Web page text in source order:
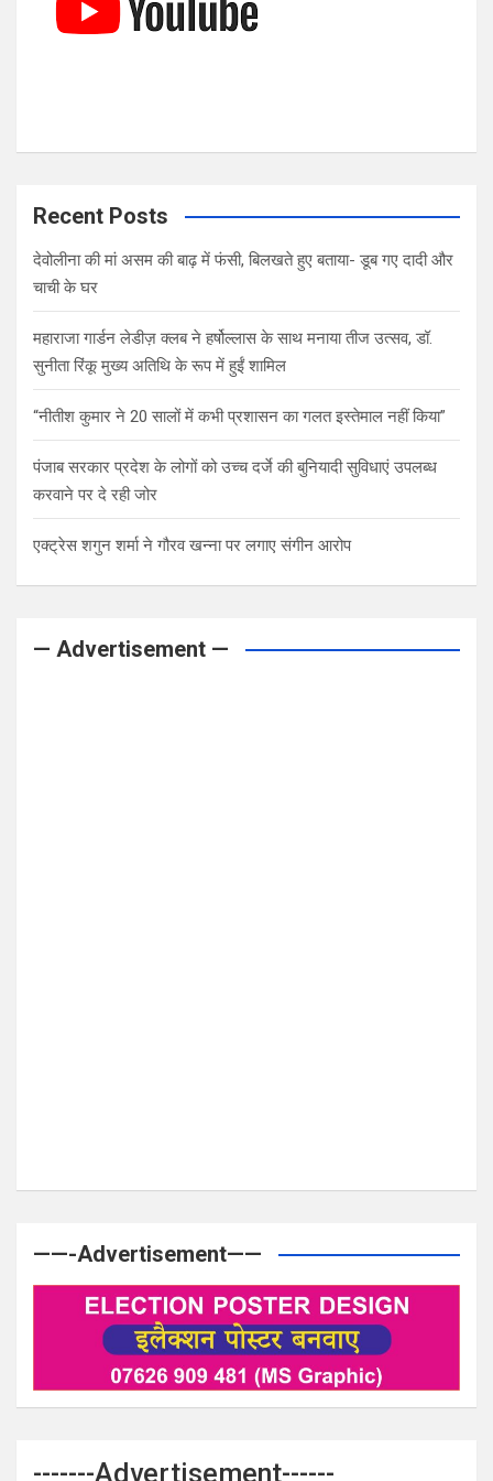
Recent Posts
देवोलीना की मां असम की बाढ़ में फंसी, बिलखते हुए बताया- डूब गए दादी और
चाची के घर
महाराजा गार्डन लेडीज़ क्लब ने हर्षोल्लास के साथ मनाया तीज उत्सव, डॉ.
सुनीता रिंकू मुख्य अतिथि के रूप में हुईं शामिल
“नीतीश कुमार ने 20 सालों में कभी प्रशासन का गलत इस्तेमाल नहीं किया”
पंजाब सरकार प्रदेश के लोगों को उच्च दर्जे की बुनियादी सुविधाएं उपलब्ध
करवाने पर दे रही जोर
एक्ट्रेस शगुन शर्मा ने गौरव खन्ना पर लगाए संगीन आरोप
— Advertisement —
——-Advertisement——
-------Advertisement------